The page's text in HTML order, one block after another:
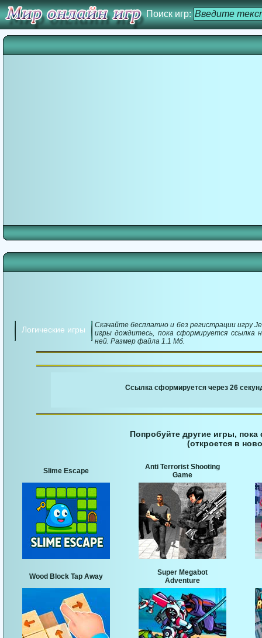
Поиск игр:
Логические игры
Скачайте бесплатно и без регистрации игру
игры дождитесь, пока сформируется ссылка
ней. Размер файла 1.1 Мб.
Ссылка сформируется через 25
Попробуйте другие игры,
(откроется в
Slime Escape
Anti Terrorist Shooting
Game
Wood Block Tap Away
Super Megabot
Adventure